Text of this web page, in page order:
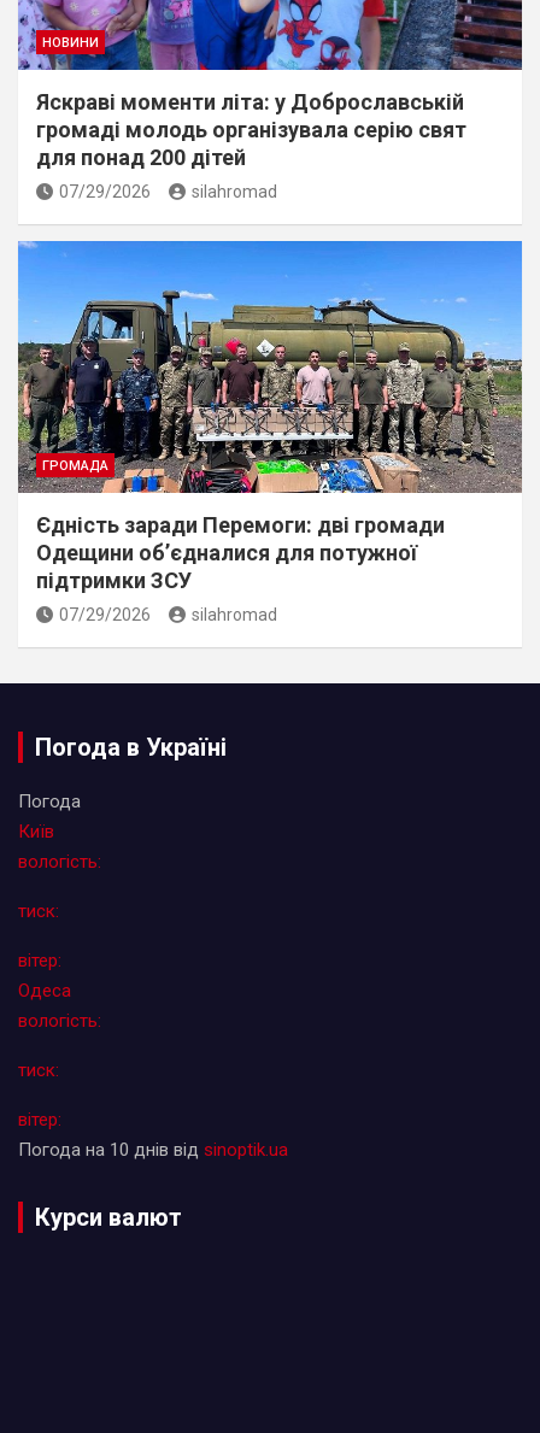
НОВИНИ
Яскраві моменти літа: у Доброславській
громаді молодь організувала серію свят
для понад 200 дітей
07/29/2026 silahromad
ГРОМАДА
Єдність заради Перемоги: дві громади
Одещини об’єдналися для потужної
підтримки ЗСУ
07/29/2026 silahromad
Погода в Україні
Погода
Київ
вологість:
тиск:
вітер:
Одеса
вологість:
тиск:
вітер:
Погода на 10 днів від sinoptik.ua
Курси валют